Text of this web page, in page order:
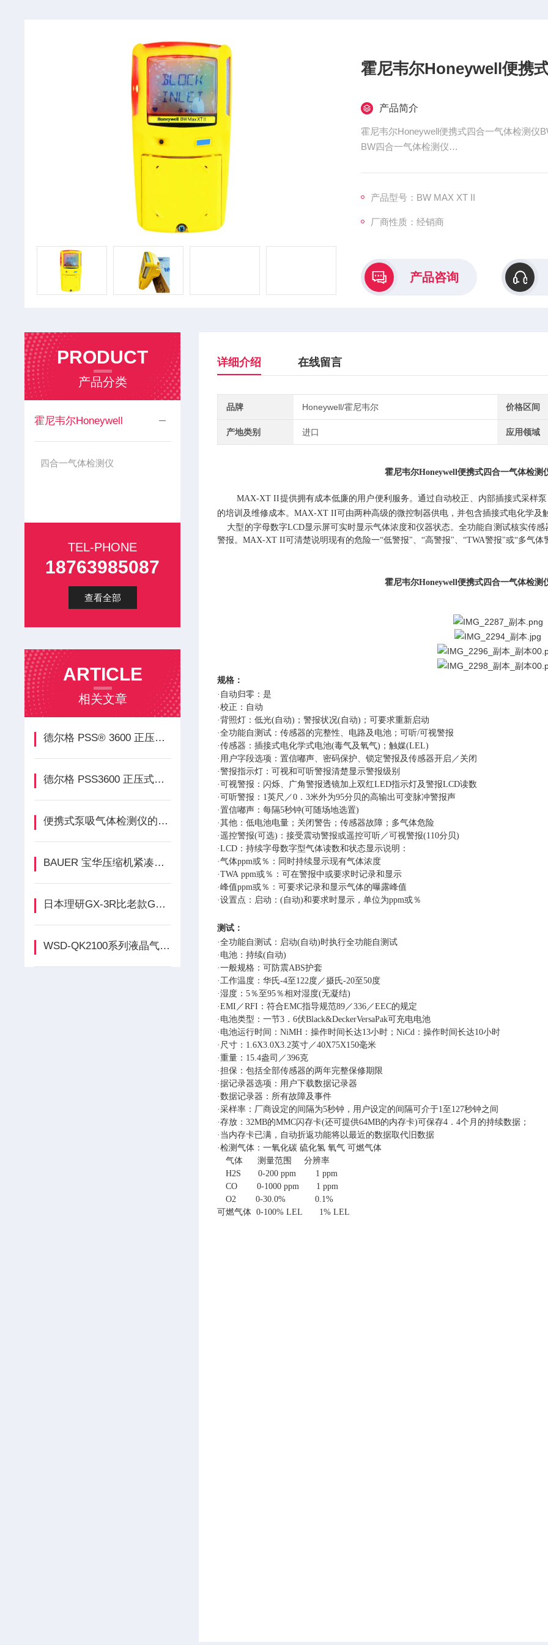
霍尼韦尔Honeywell便携
产品简介
霍尼韦尔Honeywell便携式四合一气体检测仪
BW四合一气体检测仪
产品型号：BW MAX XT II
厂商性质：经销商
产品咨询
PRODUCT
产品分类
霍尼韦尔Honeywell
四合一气体检测仪
TEL-PHONE
18763985087
查看全部
ARTICLE
相关文章
德尔格 PSS® 3600 正压式空气呼吸器有哪些优点？
德尔格 PSS3600 正压式空气呼吸器参数、功能介绍
便携式泵吸气体检测仪的主要特点及使用注意事项
BAUER 宝华压缩机紧凑型 JUNIOR II介绍
日本理研GX-3R比老款GX-2009有哪些优势
WSD-QK2100系列液晶气体报警控制器的技术参数
详细介绍 在线留言
品牌 Honeywell/霍尼韦尔 价格区间
产地类别 进口 应用领域
霍尼韦尔Honeywell便携式四合一气体检测
MAX-XT II提供拥有成本低廉的用户便利服务。通过自动校正、内部插接式采样
的培训及维修成本。MAX-XT II可由两种高级的微控制器供电，并包含插接式电化学
大型的字母数字LCD显示屏可实时显示气体浓度和仪器状态。全功能自测试核实传
警报。MAX-XT II可清楚说明现有的危险一“低警报"、“高警报"、“TWA警报"或“多气
霍尼韦尔Honeywell便携式四合一气体检测
规格 ：
·自动归零：是
·校正：自动
·背照灯：低光(自动)；警报状况(自动)；可要求重新启动
·全功能自测试：传感器的完整性、电路及电池；可听/可视警报
·传感器：插接式电化学式电池(毒气及氧气)；触媒(LEL)
·用户字段选项：置信嘟声、密码保护、锁定警报及传感器开启／关闭
·警报指示灯：可视和可听警报清楚显示警报级别
·可视警报：闪烁、广角警报透镜加上双红LED指示灯及警报LCD读数
·可听警报：1英尺／0．3米外为95分贝的高输出可变脉冲警报声
·置信嘟声：每隔5秒钟(可随场地选置)
·其他：低电池电量；关闭警告；传感器故障；多气体危险
·遥控警报(可选)：接受震动警报或遥控可听／可视警报(110分贝)
·LCD：持续字母数字型气体读数和状态显示说明：
·气体ppm或％：同时持续显示现有气体浓度
·TWA ppm或％：可在警报中或要求时记录和显示
·峰值ppm或％：可要求记录和显示气体的曝露峰值
·设置点：启动：(自动)和要求时显示，单位为ppm或％
测试 ：
·全功能自测试：启动(自动)时执行全功能自测试
·电池：持续(自动)
·一般规格：可防震ABS护套
·工作温度：华氏-4至122度／摄氏-20至50度
·湿度：5％至95％相对湿度(无凝结)
·EMI／RFI：符合EMC指导规范89／336／EEC的规定
·电池类型：一节3．6伏Black&DeckerVersaPak可充电电池
·电池运行时间：NiMH：操作时间长达13小时；NiCd：操作时间长达10小时
·尺寸：1.6X3.0X3.2英寸／40X75X150毫米
·重量：15.4盎司／396克
·担保：包括全部传感器的两年完整保修期限
·据记录器选项：用户下载数据记录器
·数据记录器：所有故障及事件
·采样率：厂商设定的间隔为5秒钟，用户设定的间隔可介于1至127秒钟之间
·存放：32MB的MMC闪存卡(还可提供64MB的内存卡)可保存4．4个月的持续数据；
·当内存卡已满，自动折返功能将以最近的数据取代旧数据
·检测气体：一氧化碳 硫化氢 氧气 可燃气体
气体 测量范围 分辨率
H2S 0-200 ppm 1 ppm
CO 0-1000 ppm 1 ppm
O2 0-30.0% 0.1%
可燃气体 0-100% LEL 1% LEL